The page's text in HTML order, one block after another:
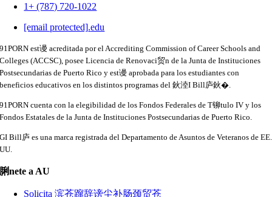
1+ (787) 720-1022
[email protected].edu
91PORN est谩 acreditada por el Accrediting Commission of Career Schools and
Colleges (ACCSC), posee Licencia de Renovaci贸n de la Junta de Instituciones
Postsecundarias de Puerto Rico y est谩 aprobada para los estudiantes con
beneficios educativos en los distintos programas del 鈥淕I Bill庐鈥�.
91PORN cuenta con la elegibilidad de los Fondos Federales de T铆tulo IV y los
Fondos Estatales de la Junta de Instituciones Postsecundarias de Puerto Rico.
GI Bill庐 es una marca registrada del Departamento de Asuntos de Veteranos de EE.
UU.
脷nete a AU
Solicita 滨苍蹿辞谤尘补肠颈贸苍